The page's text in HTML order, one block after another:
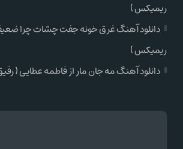
ریمیکس )
دانلود آهنگ غرق خونه جفت چشات چرا
ریمیکس )
دانلود آهنگ مه جان مار از فاطمه عطایی (